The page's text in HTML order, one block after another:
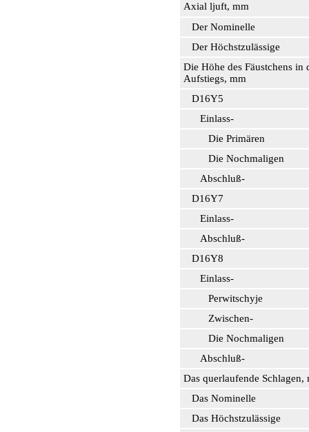
Axial ljuft, mm
Der Nominelle
Der Höchstzulässige
Die Höhe des Fäustchens in
Aufstiegs, mm
D16Y5
Einlass-
Die Primären
Die Nochmaligen
Abschluß-
D16Y7
Einlass-
Abschluß-
D16Y8
Einlass-
Perwitschyje
Zwischen-
Die Nochmaligen
Abschluß-
Das querlaufende Schlagen,
Das Nominelle
Das Höchstzulässige